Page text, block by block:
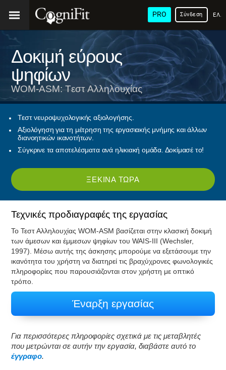
PRO Σύνδεση
Δοκιμή εύρους
ψηφίων
WOM-ASM: Tεστ Αλληλουχίας
Τεστ νευροψυχολογικής αξιολογήσης.
Αξιολόγηση για τη μέτρηση της εργασιακής μνήμης και άλλων
διανοητικών ικανοτήτων.
Σύγκρινε τα αποτελέσματα ανά ηλικιακή ομάδα. Δοκίμασέ το!
ΞΕΚΊΝΑ ΤΏΡΑ
Τεχνικές προδιαγραφές της εργασίας
Το Τεστ Αλληλουχίας WOM-ASM βασίζεται στην κλασική δοκιμή
των άμεσων και έμμεσων ψηφίων του WAIS-III (Wechsler,
1997). Μέσω αυτής της άσκησης μπορούμε να εξετάσουμε την
ικανότητα του χρήστη να διατηρεί τις βραχύχρονες φωνολογικές
πληροφορίες που παρουσιάζονται στον χρήστη με οπτικό
τρόπο.
Έναρξη εργασίας
Για περισσότερες πληροφορίες σχετικά με τις μεταβλητές
που μετρώνται σε αυτήν την εργασία, διαβάστε αυτό το
έγγραφο.